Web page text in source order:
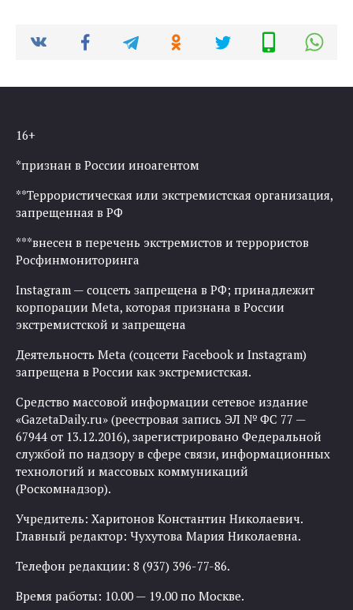
16+
*признан в России иноагентом
**Террористическая или экстремистская организация,
запрещенная в РФ
***внесен в перечень экстремистов и террористов
Росфинмониторинга
Instagram — соцсеть запрещена в РФ; принадлежит
корпорации Meta, которая признана в России
экстремистской и запрещена
Деятельность Meta (соцсети Facebook и Instagram)
запрещена в России как экстремистская.
Средство массовой информации сетевое издание
«GazetaDaily.ru» (реестровая запись ЭЛ № ФС 77 —
67944 от 13.12.2016), зарегистрировано Федеральной
службой по надзору в сфере связи, информационных
технологий и массовых коммуникаций
(Роскомнадзор).
Учредитель: Харитонов Константин Николаевич.
Главный редактор: Чухутова Мария Николаевна.
Телефон редакции: 8 (937) 396-77-86.
Время работы: 10.00 — 19.00 по Москве.